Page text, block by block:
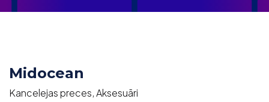
Midocean
Kancelejas preces, Aksesuāri